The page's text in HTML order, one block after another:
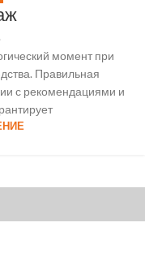
момент при
Правильная
с рекомендациями и